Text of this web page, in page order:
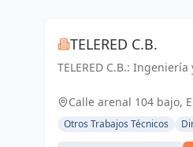
TELERED C.B.
TELERED C.B.: Ingeniería
mundo conectado.
integrales, calidad y
en Vigo y Pontevedra.
Calle arenal 104 bajo,
Otros Trabajos Técnicos